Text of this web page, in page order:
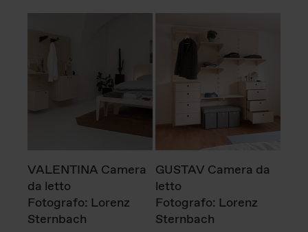
VALENTINA Camera
da letto
Fotografo: Lorenz
Sternbach
GUSTAV Camera da
letto
Fotografo: Lorenz
Sternbach